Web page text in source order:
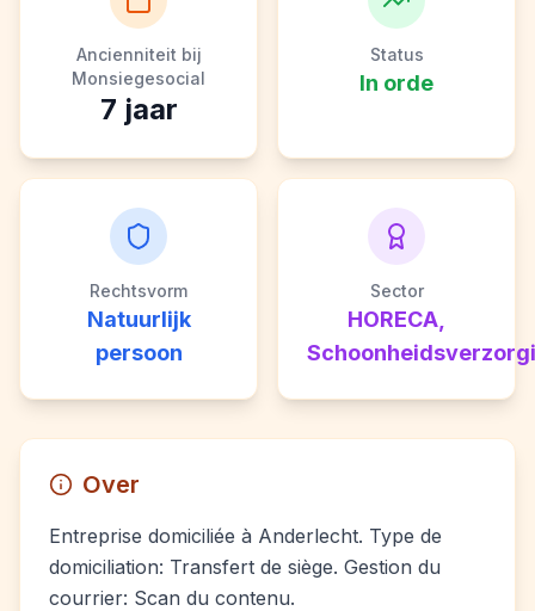
Ancienniteit bij
Monsiegesocial
7 jaar
Status
In orde
Rechtsvorm
Natuurlijk
persoon
Sector
HORECA,
Over
Entreprise domiciliée à Anderlecht. Type de
domiciliation: Transfert de siège. Gestion du
courrier: Scan du contenu.